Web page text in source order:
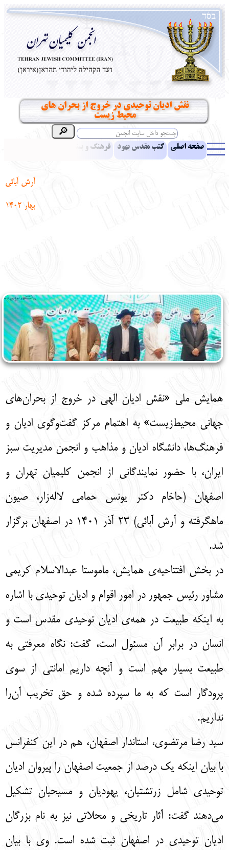
نقش ادیان توحیدی در خروج از بحران های
محیط زیست
صفحه اصلی کتب مقدس یهود فرهنگ و بینش یهود
آرش آبائی
بهار 1402
همایش ملی «نقش ادیان الهی در خروج از بحران‌های
جهانی محیط‌زیست» به اهتمام مرکز گفت‌وگوی ادیان و
فرهنگ‌ها، دانشگاه ادیان و مذاهب و انجمن مدیریت سبز
ایران، با حضور نمایندگانی از انجمن کلیمیان تهران و
اصفهان (حاخام دکتر یونس حمامی لاله‌زار، صیون
ماهگرفته و آرش آبائی) 23 آذر 1401 در اصفهان برگزار
شد.
در بخش افتتاحیه‌ی همایش، ماموستا عبدالاسلام کریمی
مشاور رئیس جمهور در امور اقوام و ادیان توحیدی با اشاره
به اینکه طبیعت در همه‌ی ادیان توحیدی مقدس است و
انسان در برابر آن مسئول است، گفت: نگاه معرفتی به
طبیعت بسیار مهم است و آنچه داریم امانتی از سوی
پرودگار است که به ما سپرده شده و حق تخریب آن‌را
نداریم.
سید رضا مرتضوی، استاندار اصفهان، هم در این کنفرانس
با بیان اینکه یک درصد از جمعیت اصفهان را پیروان ادیان
توحیدی شامل زرتشتیان، یهودیان و مسیحیان تشکیل
می‌دهند گفت: آثار تاریخی و محلاتی نیز به نام بزرگان
ادیان توحیدی در اصفهان ثبت شده است. وی با بیان